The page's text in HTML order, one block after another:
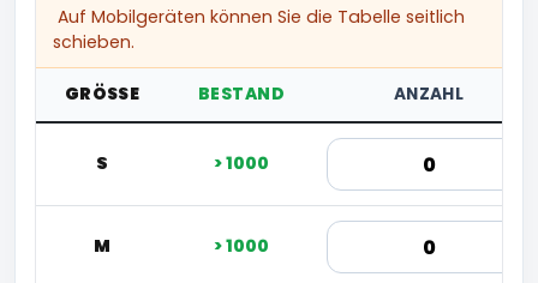
Auf Mobilgeräten können Sie die Tabelle seitlich
schieben.
GRÖSSE BESTAND ANZAHL
S > 1000
M > 1000